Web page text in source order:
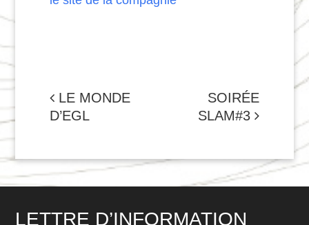
NAVIGATION
DE
LE MONDE
D’EGL
SOIRÉE
SLAM#3
LETTRE D’INFORMATION